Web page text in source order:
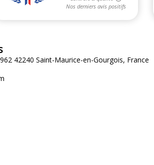
42240 Saint-Maurice-en-Gourgois, France